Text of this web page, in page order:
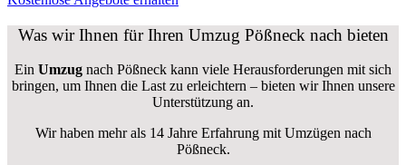
Was wir Ihnen für Ihren Umzug Pößneck nach bieten
Ein Umzug nach Pößneck kann viele Herausforderungen mit sich
bringen, um Ihnen die Last zu erleichtern – bieten wir Ihnen unsere
Unterstützung an.
Wir haben mehr als 14 Jahre Erfahrung mit Umzügen nach
Pößneck.